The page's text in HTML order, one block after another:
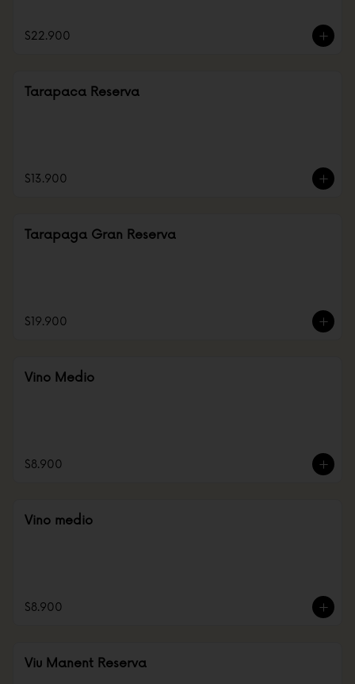
$22.900
Tarapaca Reserva
$13.900
Tarapaga Gran Reserva
$19.900
Vino Medio
$8.900
Vino medio
$8.900
Viu Manent Reserva